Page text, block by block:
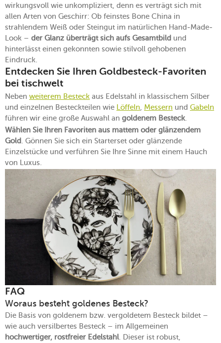
wirkungsvoll wie unkompliziert, denn es verträgt sich mit
allen Arten von Geschirr: Ob feinstes Bone China in
strahlendem Weiß oder Steingut im natürlichen Hand-Made-
Look – der Glanz überträgt sich aufs Gesamtbild und
hinterlässt einen gekonnten sowie stilvoll gehobenen
Eindruck.
Entdecken Sie Ihren Goldbesteck-Favoriten
bei tischwelt
Neben weiterem Besteck aus Edelstahl in klassischem Silber
und einzelnen Besteckteilen wie Löffeln, Messern und Gabeln
führen wir eine große Auswahl an goldenem Besteck.
Wählen Sie Ihren Favoriten aus mattem oder glänzendem
Gold. Gönnen Sie sich ein Starterset oder glänzende
Einzelstücke und verführen Sie Ihre Sinne mit einem Hauch
von Luxus.
FAQ
Woraus besteht goldenes Besteck?
Die Basis von goldenem bzw. vergoldetem Besteck bildet –
wie auch versilbertes Besteck – im Allgemeinen
hochwertiger, rostfreier Edelstahl. Dieser ist robust,